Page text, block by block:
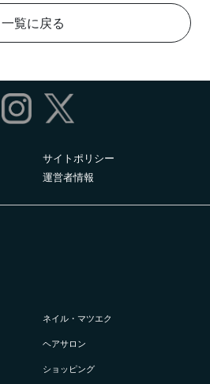
一覧に戻る
サイトポリシー
運営者情報
ネイル・マツエク
ヘアサロン
ショッピング